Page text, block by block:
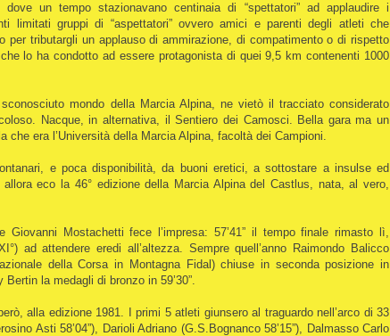
un tempo stazionavano centinaia di “spettatori” ad applaudire i
limitati gruppi di “aspettatori” ovvero amici e parenti degli atleti che
per tributargli un applauso di ammirazione, di compatimento o di rispetto
lo ha condotto ad essere protagonista di quei 9,5 km contenenti 1000
mondo della Marcia Alpina, ne vietò il tracciato considerato
Nacque, in alternativa, il Sentiero dei Camosci. Bella gara ma un
che era l’Università della Marcia Alpina, facoltà dei Campioni.
e poca disponibilità, da buoni eretici, a sottostare a insulse ed
eco la 46° edizione della Marcia Alpina del Castlus, nata, al vero,
Giovanni Mostachetti fece l’impresa: 57’41” il tempo finale rimasto lì,
ad attendere eredi all’altezza. Sempre quell’anno Raimondo Balicco
della Corsa in Montagna Fidal) chiuse in seconda posizione in
Bertin la medagli di bronzo in 59’30”.
alla edizione 1981. I primi 5 atleti giunsero al traguardo nell’arco di 33
Asti 58’04”), Darioli Adriano (G.S.Bognanco 58’15”), Dalmasso Carlo